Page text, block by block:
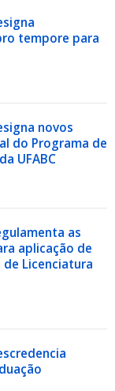
tempore para
novos
do Programa de
UFABC
as
aplicação de
Licenciatura